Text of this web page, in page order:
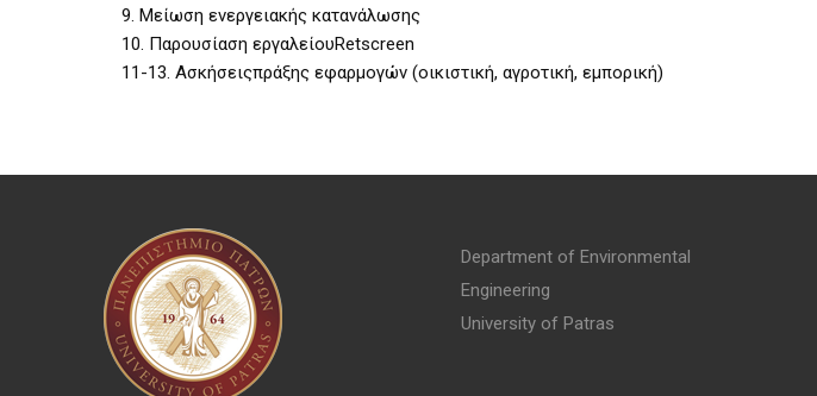
9. Μείωση ενεργειακής κατανάλωσης
10. Παρουσίαση εργαλείουRetscreen
11-13. Ασκήσειςπράξης εφαρμογών (οικιστική, αγροτική, εμπορική)
Department of Environmental
Engineering
University of Patras